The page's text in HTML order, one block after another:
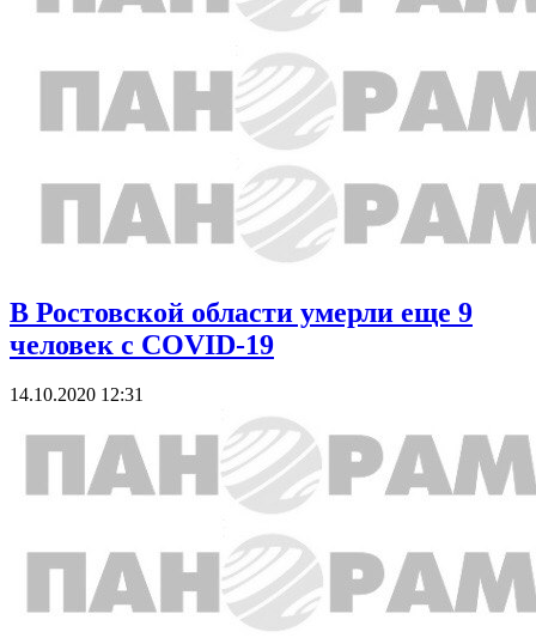
В Ростовской области умерли еще 9
человек с COVID-19
14.10.2020 12:31